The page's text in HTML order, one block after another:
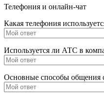
Телефония и онлайн-чат
Какая телефония
Используется ли АТС в
Основные способы общения